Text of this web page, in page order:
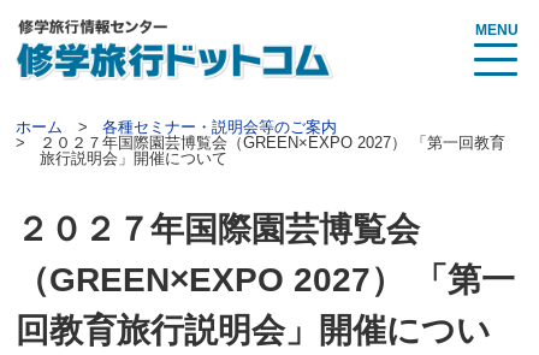
MENU
ホーム
各種セミナー・説明会等のご案内
２０２７年国際園芸博覧会（GREEN×EXPO 2027） 「第一回教育
旅行説明会」開催について
２０２７年国際園芸博覧会
（GREEN×EXPO 2027） 「第一
回教育旅行説明会」開催につい